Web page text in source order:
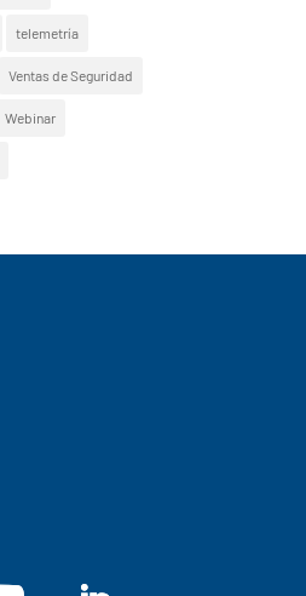
telemetría
Ventas de Seguridad
Webinar